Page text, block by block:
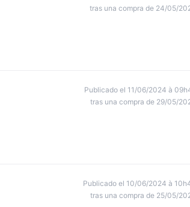
tras una compra de 24/05/
Publicado el 11/06/2024 à
tras una compra de 29/05/
Publicado el 10/06/2024 à
tras una compra de 25/05/